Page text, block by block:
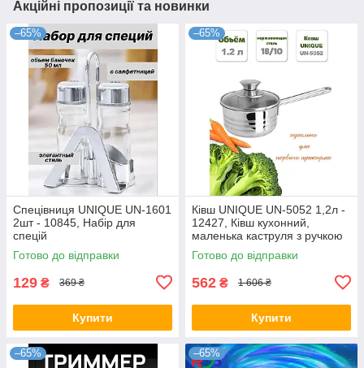
Акційні пропозиції та новинки
–65%
Спецівниця UNIQUE UN-1601
2шт - 10845, Набір для
спецій
Готово до відправки
129 ₴ 369 ₴
Купити
–65%
Ківш UNIQUE UN-5052 1,2л -
12427, Ківш кухонний,
маленька каструля з ручкою
Готово до відправки
562 ₴ 1 606 ₴
Купити
–65% –65%